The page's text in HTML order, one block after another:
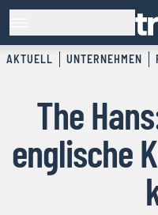
AKTUELL UNTERNEHMEN
The
englische